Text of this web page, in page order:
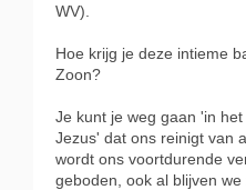
WV).
Hoe krijg je deze intieme
Zoon?
Je kunt je weg gaan 'in
Jezus' dat ons reinigt van
wordt ons voortdurende
geboden, ook al blijven